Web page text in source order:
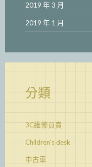
2019 年 3 月
2019 年 1 月
分類
3C維修買賣
Children's desk
中古車